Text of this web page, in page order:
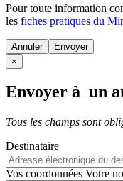
Pour toute information
les fiches pratiques du
Annuler
×
Envoyer à un
Tous les champs sont
Destinataire
Vos coordonnées Votre